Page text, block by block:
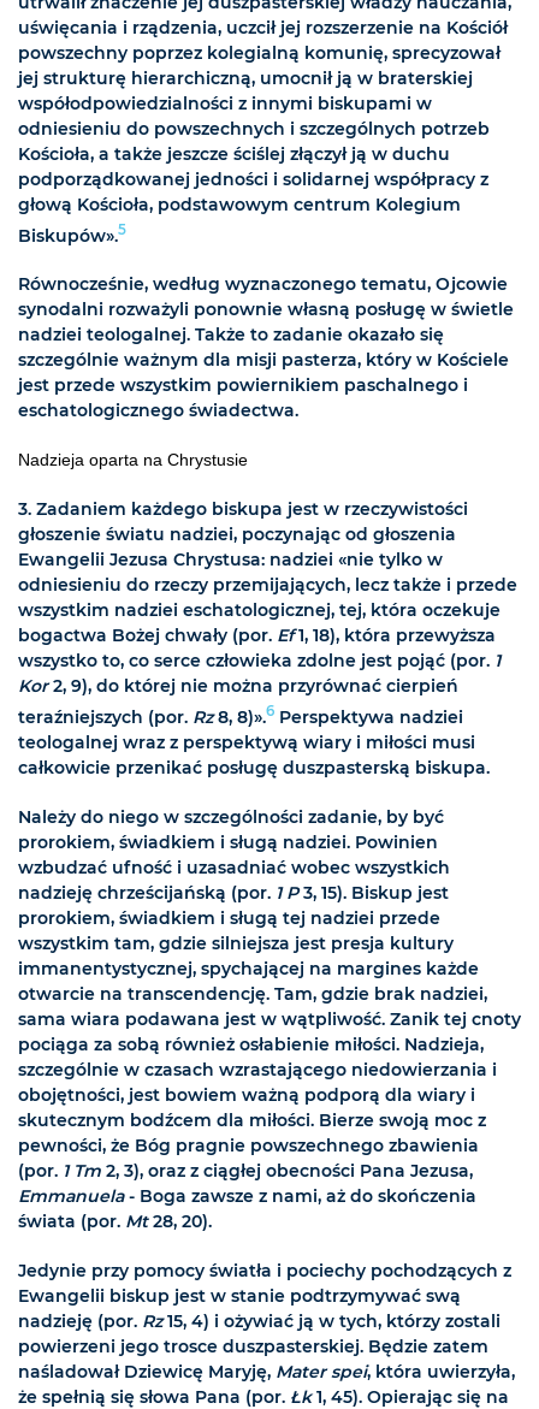
uświęcania i rządzenia, uczcił jej rozszerzenie na Kościół
powszechny poprzez kolegialną komunię, sprecyzował
jej strukturę hierarchiczną, umocnił ją w braterskiej
współodpowiedzialności z innymi biskupami w
odniesieniu do powszechnych i szczególnych potrzeb
Kościoła, a także jeszcze ściślej złączył ją w duchu
podporządkowanej jedności i solidarnej współpracy z
głową Kościoła, podstawowym centrum Kolegium
Biskupów».5
Równocześnie, według wyznaczonego tematu, Ojcowie
synodalni rozważyli ponownie własną posługę w świetle
nadziei teologalnej. Także to zadanie okazało się
szczególnie ważnym dla misji pasterza, który w Kościele
jest przede wszystkim powiernikiem paschalnego i
eschatologicznego świadectwa.
Nadzieja oparta na Chrystusie
3. Zadaniem każdego biskupa jest w rzeczywistości
głoszenie światu nadziei, poczynając od głoszenia
Ewangelii Jezusa Chrystusa: nadziei «nie tylko w
odniesieniu do rzeczy przemijających, lecz także i przede
wszystkim nadziei eschatologicznej, tej, która oczekuje
bogactwa Bożej chwały (por. Ef1, 18), która przewyższa
wszystko to, co serce człowieka zdolne jest pojąć (por. 1
Kor2, 9), do której nie można przyrównać cierpień
teraźniejszych (por. Rz8, 8)».6 Perspektywa nadziei
teologalnej wraz z perspektywą wiary i miłości musi
całkowicie przenikać posługę duszpasterską biskupa.
Należy do niego w szczególności zadanie, by być
prorokiem, świadkiem i sługą nadziei. Powinien
wzbudzać ufność i uzasadniać wobec wszystkich
nadzieję chrześcijańską (por. 1 P3, 15). Biskup jest
prorokiem, świadkiem i sługą tej nadziei przede
wszystkim tam, gdzie silniejsza jest presja kultury
immanentystycznej, spychającej na margines każde
otwarcie na transcendencję. Tam, gdzie brak nadziei,
sama wiara podawana jest w wątpliwość. Zanik tej cnoty
pociąga za sobą również osłabienie miłości. Nadzieja,
szczególnie w czasach wzrastającego niedowierzania i
obojętności, jest bowiem ważną podporą dla wiary i
skutecznym bodźcem dla miłości. Bierze swoją moc z
pewności, że Bóg pragnie powszechnego zbawienia
(por. 1 Tm 2, 3), oraz z ciągłej obecności Pana Jezusa,
Emmanuela- Boga zawsze z nami, aż do skończenia
świata (por. Mt28, 20).
Jedynie przy pomocy światła i pociechy pochodzących z
Ewangelii biskup jest w stanie podtrzymywać swą
nadzieję (por. Rz15, 4) i ożywiać ją w tych, którzy zostali
powierzeni jego trosce duszpasterskiej. Będzie zatem
naśladował Dziewicę Maryję, Mater spei, która uwierzyła,
że spełnią się słowa Pana (por. Łk1, 45). Opierając się na